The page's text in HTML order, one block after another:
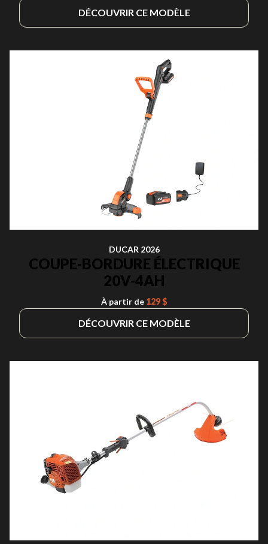
DÉCOUVRIR CE MODÈLE
DUCAR 2026
COUPE-BORDURE ÉLECTRIQUE
20V-4AH
À partir de 129 $
DÉCOUVRIR CE MODÈLE